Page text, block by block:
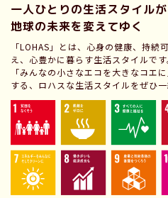
一人ひとりの生活スタイルが
地球の未来を変えてゆく
「LOHAS」とは、心身の健康、持
え、心豊かに暮らす生活スタイルで
「みんなの小さなエコを大きなコエ
する、ロハスな生活スタイルをぜひ